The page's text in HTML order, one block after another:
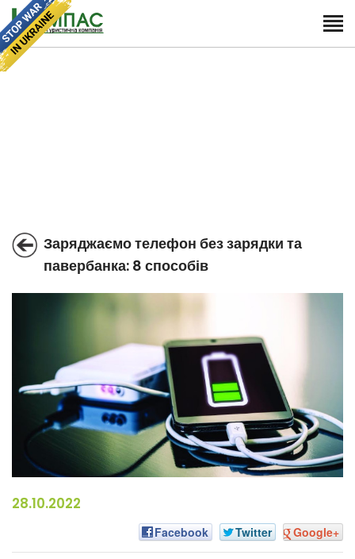
Заряджаємо телефон без зарядки та
павербанка: 8 способів
28.10.2022
Facebook Twitter Google+